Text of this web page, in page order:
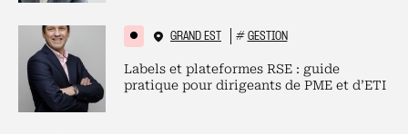
GRAND EST # GESTION
Labels et plateformes RSE : guide
pratique pour dirigeants de PME et d’ETI